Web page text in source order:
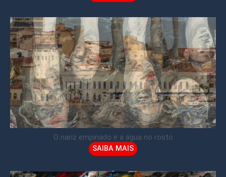
O nariz empinado e a água no rosto
SAIBA MAIS